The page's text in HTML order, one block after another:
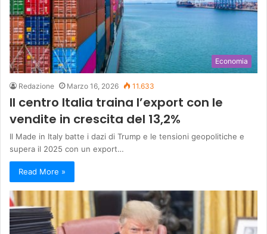
Economia
Redazione Marzo 16, 2026 11.633
Il centro Italia traina l’export con le
vendite in crescita del 13,2%
Il Made in Italy batte i dazi di Trump e le tensioni geopolitiche e
supera il 2025 con un export…
Read More »